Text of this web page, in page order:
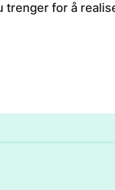
trenger for å